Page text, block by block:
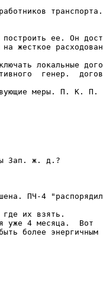
ее. Он
жесткое
локальные
генер.
меры. П. К. П.
Зап. ж. д.?
ПЧ-4
их взять.
уже 4 месяца.  Вот
более энергичным